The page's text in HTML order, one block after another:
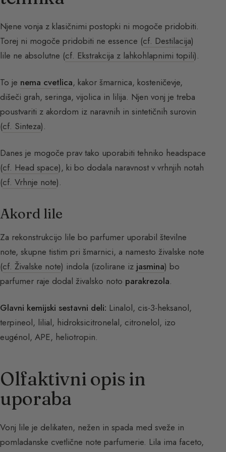
Njene vonja z klasičnimi postopki ni mogoče pridobiti.
Torej ni mogoče pridobiti ne essence (cf. Destilacija)
lile ne absolutne (cf. Ekstrakcija z lahkohlapnimi topili).
To je nema cvetlica, kakor šmarnica, kosteničevje,
dišeči grah, seringa, vijolica in lilija. Njen vonj je treba
poustvariti z akordom iz naravnih in sintetičnih surovin
(cf. Sinteza).
Danes je mogoče prav tako uporabiti tehniko headspace
(cf. Head space), ki bo dodala naravnost v vrhnjih notah
(cf. Vrhnje note).
Akord lile
Za rekonstrukcijo lile bo parfumer uporabil številne
note, skupne tistim pri šmarnici, a namesto živalske note
(cf. Živalske note) indola (izolirane iz jasmina) bo
parfumer raje dodal živalsko noto parakrezola.
Glavni kemijski sestavni deli: Linalol, cis-3-heksanol,
terpineol, lilial, hidroksicitronelal, citronelol, izo
eugénol, APE, heliotropin.
Olfaktivni opis in
uporaba
Vonj lile je delikaten, nežen in spada med sveže in
pomladanske cvetlične note parfumerie. Lila ima faceto,